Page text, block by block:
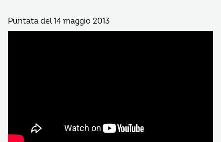
Puntata del 14 maggio 2013